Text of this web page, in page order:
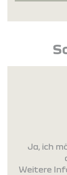
Ja, ich
Weitere